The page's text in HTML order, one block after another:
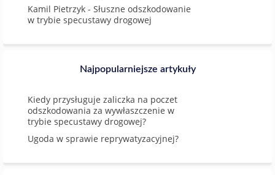
Kamil Pietrzyk - Słuszne odszkodowanie
w trybie specustawy drogowej
Najpopularniejsze artykuły
Kiedy przysługuje zaliczka na poczet
odszkodowania za wywłaszczenie w
trybie specustawy drogowej?
Ugoda w sprawie reprywatyzacyjnej?